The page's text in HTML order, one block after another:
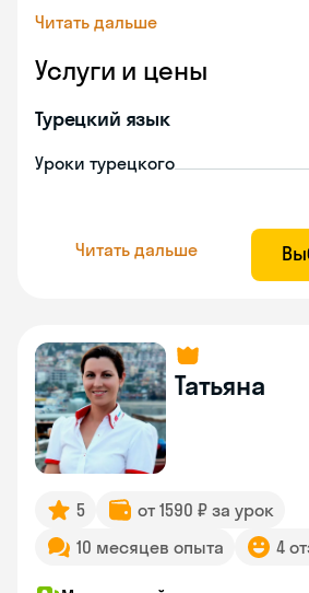
Читать дальше
Услуги и цены
Турецкий язык
Уроки турецкого
Читать дальше
Татьяна
5
от 1590 ₽ за урок
10 месяцев опыта
4